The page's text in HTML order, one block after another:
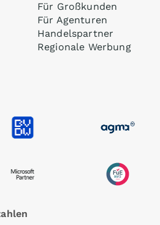
Für Großkunden
Für Agenturen
Handelspartner
Regionale Werbung